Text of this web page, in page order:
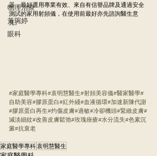
物理治療
黃琬婷
眼科
器，最好選用專業有效、來自有信譽品牌及通過安全
測試的家用射頻儀，在使用前最好亦先諮詢醫生意
見。
#家庭醫學專科#袁明慧醫生#射頻美容儀#醫家醫學#
自助美容#膠原蛋白#紅外綫#血液循環#加速新陳代謝
#膠原蛋白再生#灼傷皮膚#過敏#冷卻機頭#緊緻皮膚#
減淡細紋#改善皮膚鬆弛#玫瑰痤瘡#水分流失#色素沉
澱#抗衰老
家庭醫學專科 袁明慧醫生